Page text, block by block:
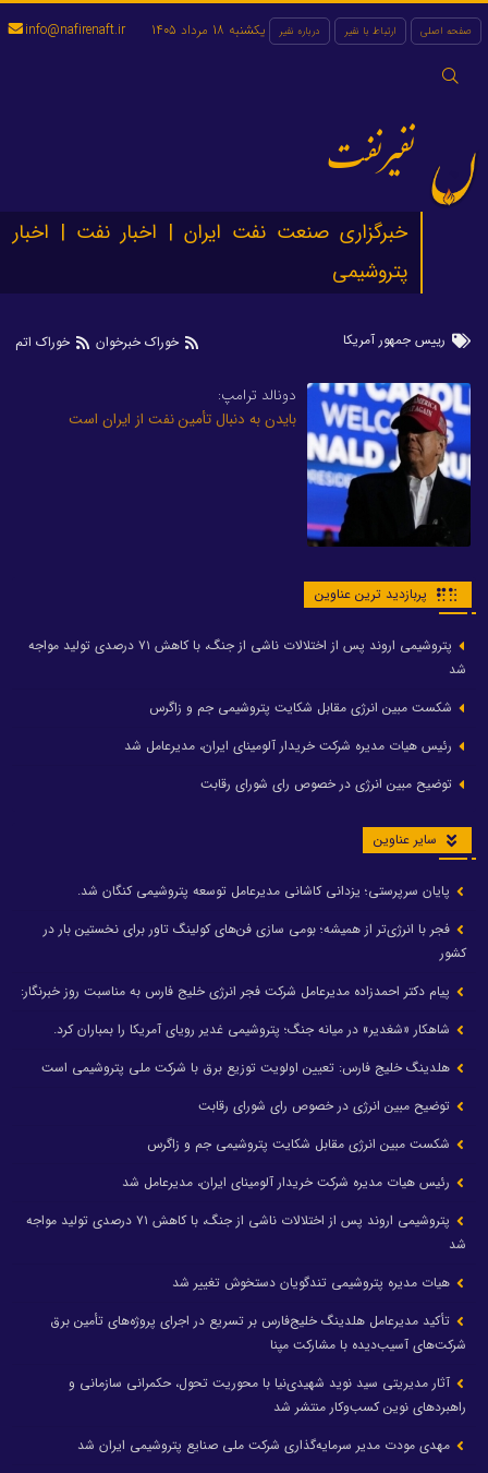
صفحه اصلی ارتباط با نفیر درباره نفیر
جستجو
یکشنبه 18 مرداد 1405 info@nafirenaft.ir
نفیرنفت
خبرگزاری صنعت نفت ایران | اخبار نفت | اخبار
پتروشیمی
رییس جمهور آمریکا خوراک خبرخوان خوراک اتم
دونالد ترامپ:
بایدن به دنبال تأمین نفت از ایران است
پربازدید ترین عناوین
پتروشیمی اروند پس از اختلالات ناشی از جنگ، با کاهش ۷۱ درصدی تولید مواجه
شد
شکست مبین انرژی مقابل شکایت پتروشیمی جم و زاگرس
رئیس هیات مدیره شرکت خریدار آلومینای ایران، مدیرعامل شد
توضیح مبین انرژی در خصوص رای شورای رقابت
سایر عناوین
پایان سرپرستی؛ یزدانی کاشانی مدیرعامل توسعه پتروشیمی کنگان شد.
فجر با انرژی‌تر از همیشه؛ بومی سازی فن‌های کولینگ تاور برای نخستین بار در
کشور
پیام دکتر احمدزاده مدیرعامل شرکت فجر انرژی خلیج فارس به مناسبت روز خبرنگار:
شاهکار «شغدیر» در میانه جنگ؛ پتروشیمی غدیر رویای آمریکا را بمباران کرد.
هلدینگ خلیج فارس: تعیین اولویت توزیع برق با شرکت ملی پتروشیمی است
توضیح مبین انرژی در خصوص رای شورای رقابت
شکست مبین انرژی مقابل شکایت پتروشیمی جم و زاگرس
رئیس هیات مدیره شرکت خریدار آلومینای ایران، مدیرعامل شد
پتروشیمی اروند پس از اختلالات ناشی از جنگ، با کاهش ۷۱ درصدی تولید مواجه
شد
هیات مدیره پتروشیمی تندگویان دستخوش تغییر شد
تأکید مدیرعامل هلدینگ خلیج‌فارس بر تسریع در اجرای پروژه‌های تأمین برق
شرکت‌های آسیب‌دیده با مشارکت مپنا
آثار مدیریتی سید نوید شهیدی‌نیا با محوریت تحول، حکمرانی سازمانی و
راهبردهای نوین کسب‌وکار منتشر شد
مهدی مودت مدیر سرمایه‌گذاری شرکت ملی صنایع پتروشیمی ایران شد